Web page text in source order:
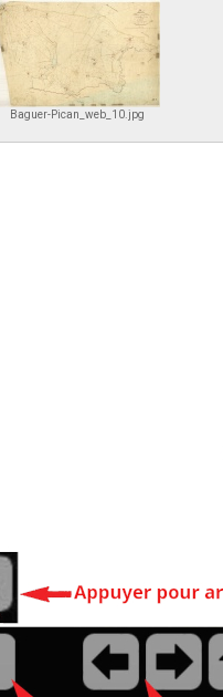
Baguer-Pican_web_10.jpg